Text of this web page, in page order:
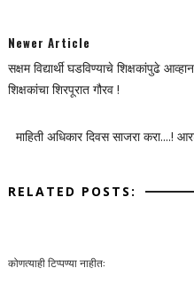
Newer Article
सक्षम विद्यार्थी घडविण्याचे शिक्षकांपुढे
शिक्षकांचा शिरपूरात गौरव !
माहिती अधिकार दिवस साजरा करा....!
RELATED POSTS:
कोणत्याही टिप्पण्‍या नाहीत: